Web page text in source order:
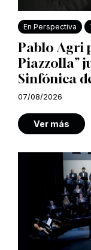
En Perspectiva
Pablo Agri
Piazzolla”
Sinfónica
07/08/2026
Ver más